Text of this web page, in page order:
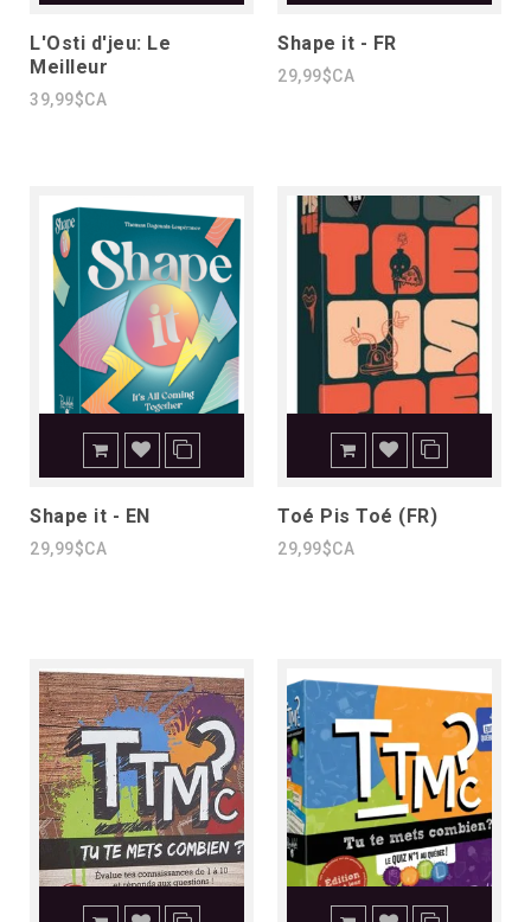
L'Osti d'jeu: Le
Meilleur
39,99$CA
Shape it - FR
29,99$CA
Shape it - EN
29,99$CA
Toé Pis Toé (FR)
29,99$CA